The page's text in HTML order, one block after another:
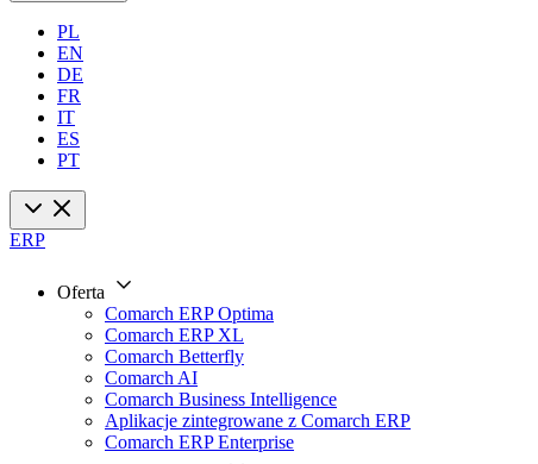
PL
EN
DE
FR
IT
ES
PT
ERP
Oferta
Comarch ERP Optima
Comarch ERP XL
Comarch Betterfly
Comarch AI
Comarch Business Intelligence
Aplikacje zintegrowane z Comarch ERP
Comarch ERP Enterprise